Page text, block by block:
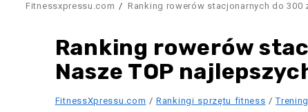
Fitnessxpressu.com Ranking rowerów stacjonarnych do 300
Ranking rowerów
Nasze TOP
FitnessXpressu.com /Rankingi sprzętu fitness /